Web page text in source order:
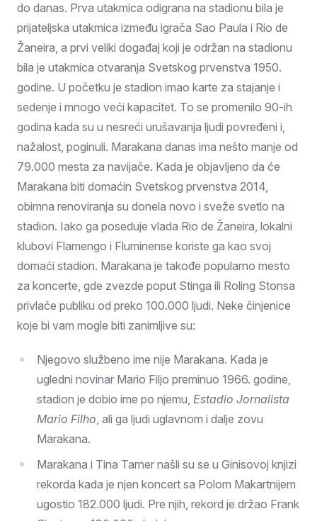
do danas. Prva utakmica odigrana na stadionu bila je
prijateljska utakmica između igrača Sao Paula i Rio de
Žaneira, a prvi veliki događaj koji je održan na stadionu
bila je utakmica otvaranja Svetskog prvenstva 1950.
godine. U početku je stadion imao karte za stajanje i
sedenje i mnogo veći kapacitet. To se promenilo 90-ih
godina kada su u nesreći urušavanja ljudi povređeni i,
nažalost, poginuli. Marakana danas ima nešto manje od
79.000 mesta za navijače. Kada je objavljeno da će
Marakana biti domaćin Svetskog prvenstva 2014,
obimna renoviranja su donela novo i sveže svetlo na
stadion. Iako ga poseduje vlada Rio de Žaneira, lokalni
klubovi Flamengo i Fluminense koriste ga kao svoj
domaći stadion. Marakana je takođe popularno mesto
za koncerte, gde zvezde poput Stinga ili Roling Stonsa
privlače publiku od preko 100.000 ljudi. Neke činjenice
koje bi vam mogle biti zanimljive su:
Njegovo službeno ime nije Marakana. Kada je
ugledni novinar Mario Filjo preminuo 1966. godine,
stadion je dobio ime po njemu, Estadio Jornalista
Mario Filho, ali ga ljudi uglavnom i dalje zovu
Marakana.
Marakana i Tina Tarner našli su se u Ginisovoj knjizi
rekorda kada je njen koncert sa Polom Makartnijem
ugostio 182.000 ljudi. Pre njih, rekord je držao Frank